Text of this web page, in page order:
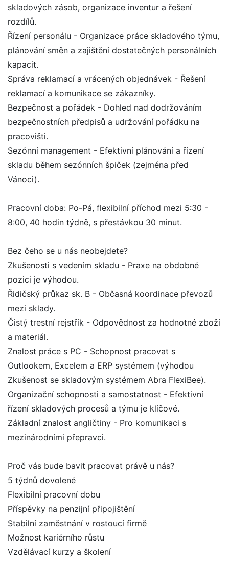
skladových zásob, organizace inventur a řešení
rozdílů.
Řízení personálu - Organizace práce skladového týmu,
plánování směn a zajištění dostatečných personálních
kapacit.
Správa reklamací a vrácených objednávek - Řešení
reklamací a komunikace se zákazníky.
Bezpečnost a pořádek - Dohled nad dodržováním
bezpečnostních předpisů a udržování pořádku na
pracovišti.
Sezónní management - Efektivní plánování a řízení
skladu během sezónních špiček (zejména před
Vánoci).
Pracovní doba: Po-Pá, flexibilní příchod mezi 5:30 -
8:00, 40 hodin týdně, s přestávkou 30 minut.
Bez čeho se u nás neobejdete?
Zkušenosti s vedením skladu - Praxe na obdobné
pozici je výhodou.
Řidičský průkaz sk. B - Občasná koordinace převozů
mezi sklady.
Čistý trestní rejstřík - Odpovědnost za hodnotné zboží
a materiál.
Znalost práce s PC - Schopnost pracovat s
Outlookem, Excelem a ERP systémem (výhodou
Zkušenost se skladovým systémem Abra FlexiBee).
Organizační schopnosti a samostatnost - Efektivní
řízení skladových procesů a týmu je klíčové.
Základní znalost angličtiny - Pro komunikaci s
mezinárodními přepravci.
Proč vás bude bavit pracovat právě u nás?
5 týdnů dovolené
Flexibilní pracovní dobu
Příspěvky na penzijní připojištění
Stabilní zaměstnání v rostoucí firmě
Možnost kariérního růstu
Vzdělávací kurzy a školení